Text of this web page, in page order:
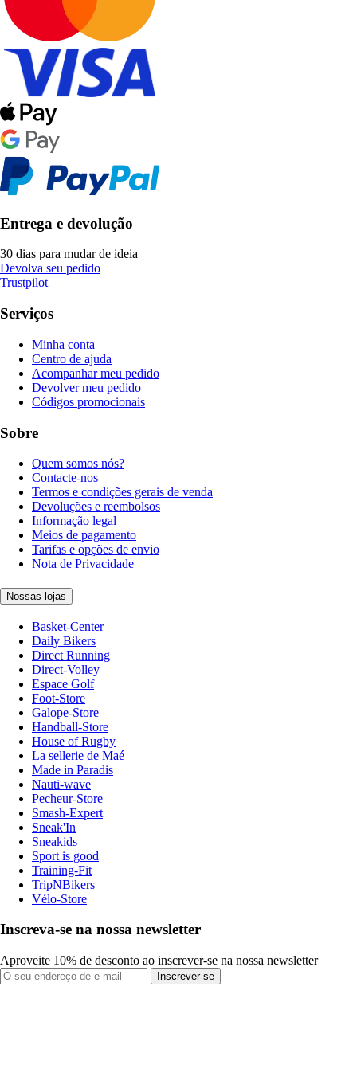
Entrega e devolução
30 dias para mudar de ideia
Devolva seu pedido
Trustpilot
Serviços
Minha conta
Centro de ajuda
Acompanhar meu pedido
Devolver meu pedido
Códigos promocionais
Sobre
Quem somos nós?
Contacte-nos
Termos e condições gerais de venda
Devoluções e reembolsos
Informação legal
Meios de pagamento
Tarifas e opções de envio
Nota de Privacidade
Nossas lojas
Basket-Center
Daily Bikers
Direct Running
Direct-Volley
Espace Golf
Foot-Store
Galope-Store
Handball-Store
House of Rugby
La sellerie de Maé
Made in Paradis
Nauti-wave
Pecheur-Store
Smash-Expert
Sneak'In
Sneakids
Sport is good
Training-Fit
TripNBikers
Vélo-Store
Inscreva-se na nossa newsletter
Aproveite 10% de desconto ao inscrever-se na nossa newsletter
Inscrever-se